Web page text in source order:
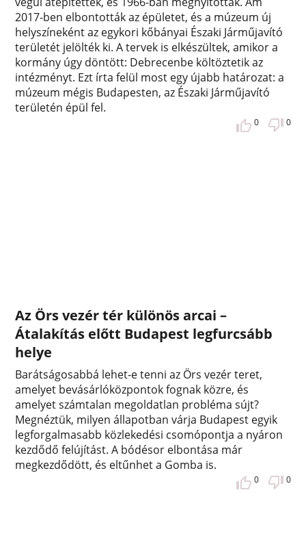
2017-ben elbontották az épületet, és a múzeum új
helyszíneként az egykori kőbányai Északi Járműjavító
területét jelölték ki. A tervek is elkészültek, amikor a
kormány úgy döntött: Debrecenbe költöztetik az
intézményt. Ezt írta felül most egy újabb határozat: a
múzeum mégis Budapesten, az Északi Járműjavító
területén épül fel.
0 0
Az Örs vezér tér különös arcai –
Átalakítás előtt Budapest legfurcsább
helye
Barátságosabbá lehet-e tenni az Örs vezér teret,
amelyet bevásárlóközpontok fognak közre, és
amelyet számtalan megoldatlan probléma sújt?
Megnéztük, milyen állapotban várja Budapest egyik
legforgalmasabb közlekedési csomópontja a nyáron
kezdődő felújítást. A bódésor elbontása már
megkezdődött, és eltűnhet a Gomba is.
0 0